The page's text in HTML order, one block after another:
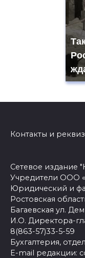
Контакты и
Сетевое издание
Учредители ООО
Юридический и
Ростовская
Багаевская ул.
И.О. Директора-
8(863-57)33-5-59
Бухгалтерия,
E-mail редакции: